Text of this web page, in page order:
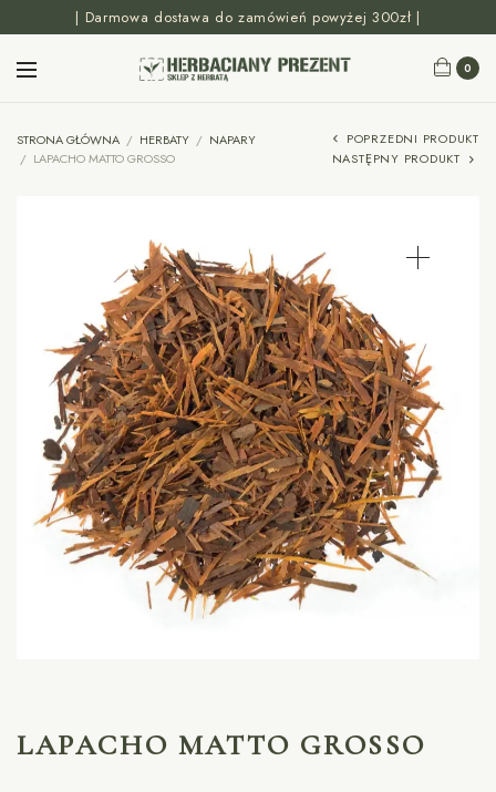
| Darmowa dostawa do zamówień powyżej 300zł |
0
STRONA GŁÓWNA / HERBATY / NAPARY
/ LAPACHO MATTO GROSSO
POPRZEDNI PRODUKT
NASTĘPNY PRODUKT
LAPACHO MATTO GROSSO